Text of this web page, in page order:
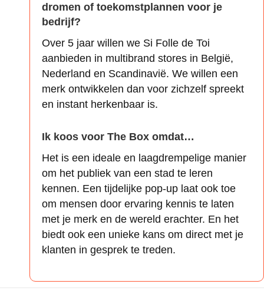
dromen of toekomstplannen voor je
bedrijf?
Over 5 jaar willen we Si Folle de Toi
aanbieden in multibrand stores in België,
Nederland en Scandinavië. We willen een
merk ontwikkelen dan voor zichzelf spreekt
en instant herkenbaar is.
Ik koos voor The Box omdat…
Het is een ideale en laagdrempelige manier
om het publiek van een stad te leren
kennen. Een tijdelijke pop-up laat ook toe
om mensen door ervaring kennis te laten
met je merk en de wereld erachter. En het
biedt ook een unieke kans om direct met je
klanten in gesprek te treden.